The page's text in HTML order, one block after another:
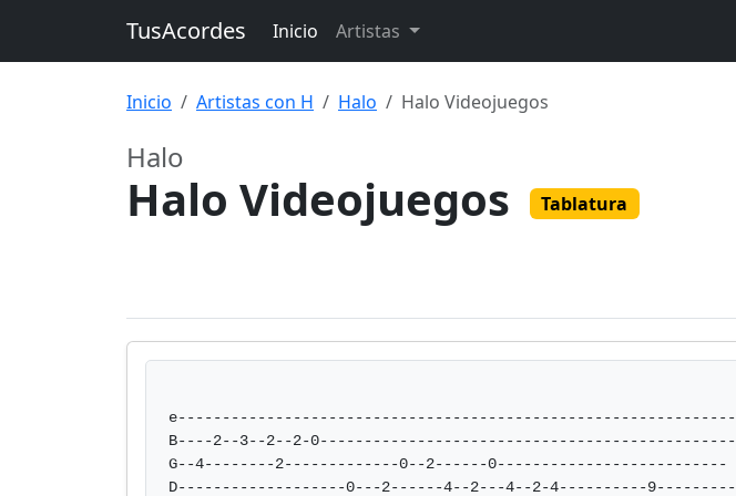
TusAcordes Inicio Artistas
Inicio Artistas con H Halo Halo Videojuegos
Halo
Halo Videojuegos Tablatura
e---------------------------------------------------------------
B----2--3--2--2-0-----------------------------------------------
G--4--------2-------------0--2------0--------------------------
D-------------------0---2------4--2---4--2-4----------9---------